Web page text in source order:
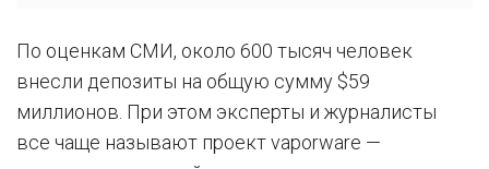
По оценкам СМИ, около 600 тысяч человек
внесли депозиты на общую сумму $59
миллионов. При этом эксперты и журналисты
все чаще называют проект vaporware —